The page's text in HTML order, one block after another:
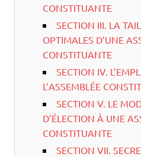
CONSTITUANTE
SECTION III. LA
OPTIMALES D’UNE
CONSTITUANTE
SECTION IV.
L’ASSEMBLÉE
SECTION V. LE
D’ÉLECTION À UNE
CONSTITUANTE
SECTION VII.